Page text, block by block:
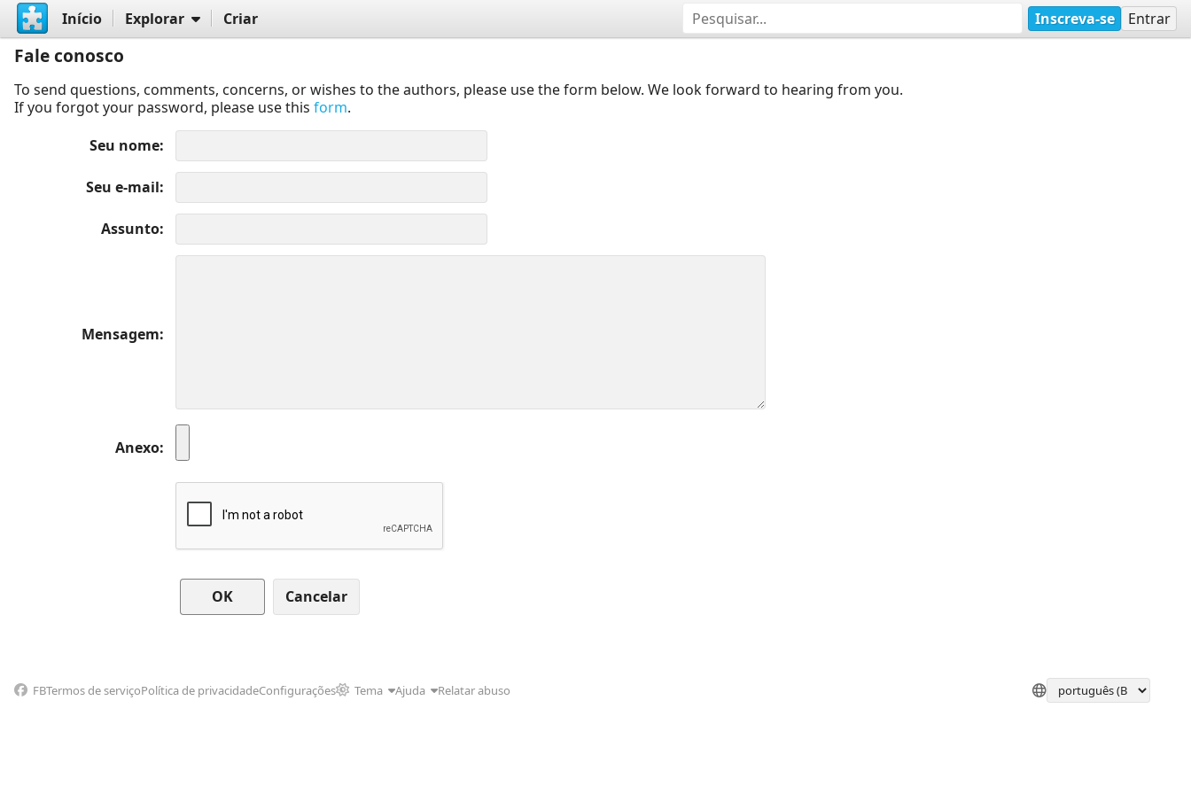
Início Explorar Criar Inscreva-se Entrar
Fale conosco
To send questions, comments, concerns, or wishes to the authors, please use the form below. We look forward to hearing from you.
If you forgot your password, please use this form.
Seu nome
Seu e-mail
Assunto
Mensagem
Anexo
Cancelar
FBTermos de serviçoPolítica de privacidadeConfigurações Tema Ajuda Relatar abuso